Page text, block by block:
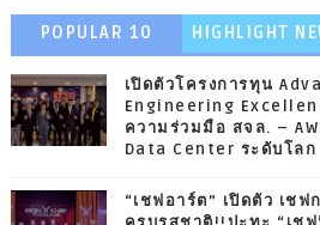
POPULAR 10 HIGHLIGHT
เปิดตัวโครงการทุน
Engineering
ความร่วมมือ สจล. –
Data Center ระดับโลก
“เชฟอาร์ต” เปิดตัว เช